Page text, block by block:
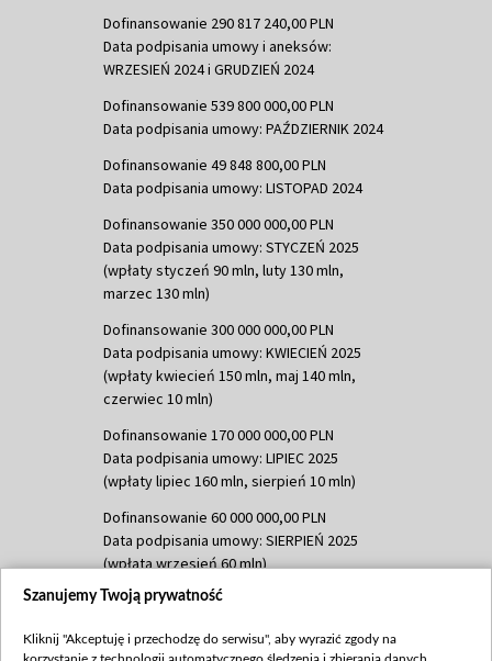
Dofinansowanie 290 817 240,00 PLN
Data podpisania umowy i aneksów:
WRZESIEŃ 2024 i GRUDZIEŃ 2024
Dofinansowanie 539 800 000,00 PLN
Data podpisania umowy: PAŹDZIERNIK 2024
Dofinansowanie 49 848 800,00 PLN
Data podpisania umowy: LISTOPAD 2024
Dofinansowanie 350 000 000,00 PLN
Data podpisania umowy: STYCZEŃ 2025
(wpłaty styczeń 90 mln, luty 130 mln,
marzec 130 mln)
Dofinansowanie 300 000 000,00 PLN
Data podpisania umowy: KWIECIEŃ 2025
(wpłaty kwiecień 150 mln, maj 140 mln,
czerwiec 10 mln)
Dofinansowanie 170 000 000,00 PLN
Data podpisania umowy: LIPIEC 2025
(wpłaty lipiec 160 mln, sierpień 10 mln)
Dofinansowanie 60 000 000,00 PLN
Data podpisania umowy: SIERPIEŃ 2025
(wpłata wrzesień 60 mln)
Dofinansowanie 635 783 051,21 PLN
(wpłata wrzesień 100 mln, październik 350
Szanujemy Twoją prywatność
Kliknij "Akceptuję i przechodzę do serwisu", aby wyrazić zgody na